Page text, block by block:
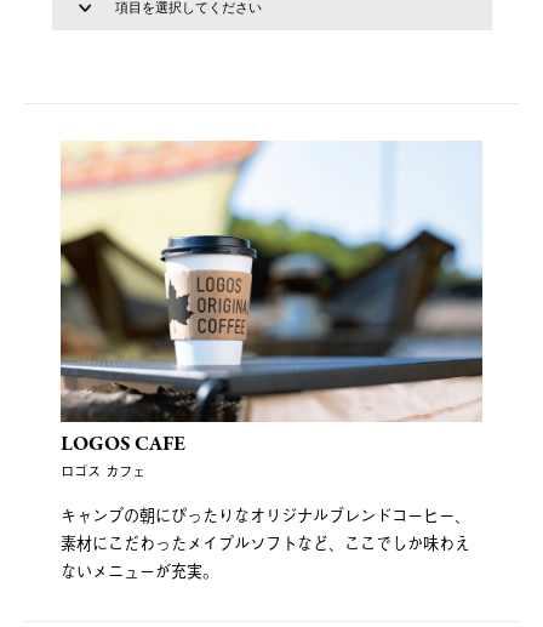
LOGOS CAFE
ロゴス カフェ
キャンプの朝にぴったりなオリジナルブレンドコーヒー、
素材にこだわったメイプルソフトなど、ここでしか味わえ
ないメニューが充実。